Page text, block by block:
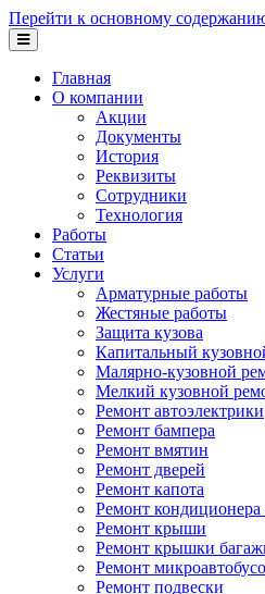
Перейти к основному
Главная
О компании
Акции
Документы
История
Реквизиты
Сотрудники
Технология
Работы
Статьи
Услуги
Арматурные работы
Жестяные работы
Защита кузова
Капитальный
Малярно-кузовной
Мелкий кузовной
Ремонт автоэлектрики
Ремонт бампера
Ремонт вмятин
Ремонт дверей
Ремонт капота
Ремонт кондиционера
Ремонт крыши
Ремонт крышки
Ремонт
Ремонт подвески